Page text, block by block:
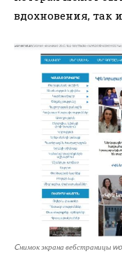
вдохновения, так
Cнимок экрана вебстраницы